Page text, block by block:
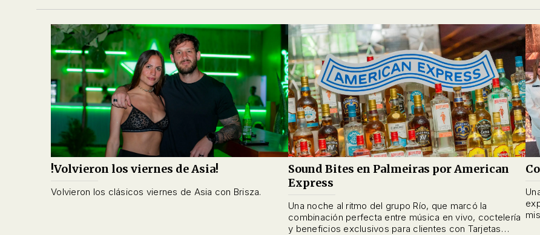
!Volvieron los viernes de Asia!
Volvieron los clásicos viernes de Asia con Brisza.
Sound Bites en Palmeiras por American
Express
Una noche al ritmo del grupo Río, que marcó la
combinación perfecta entre música en vivo, coctelería
y beneficios exclusivos para clientes con Tarjetas